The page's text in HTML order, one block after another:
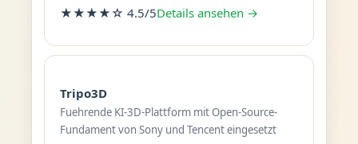
★★★★☆ 4.5/5Details ansehen →
Tripo3D
Fuehrende KI-3D-Plattform mit Open-Source-
Fundament von Sony und Tencent eingesetzt